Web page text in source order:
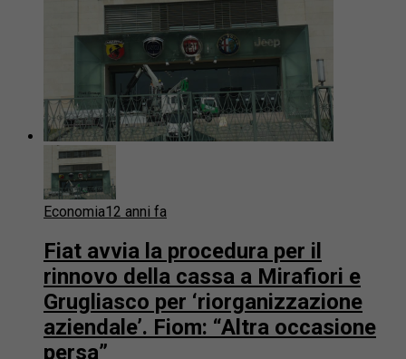
Economia12 anni fa
Fiat avvia la procedura per il
rinnovo della cassa a Mirafiori e
Grugliasco per ‘riorganizzazione
aziendale’. Fiom: “Altra occasione
persa”